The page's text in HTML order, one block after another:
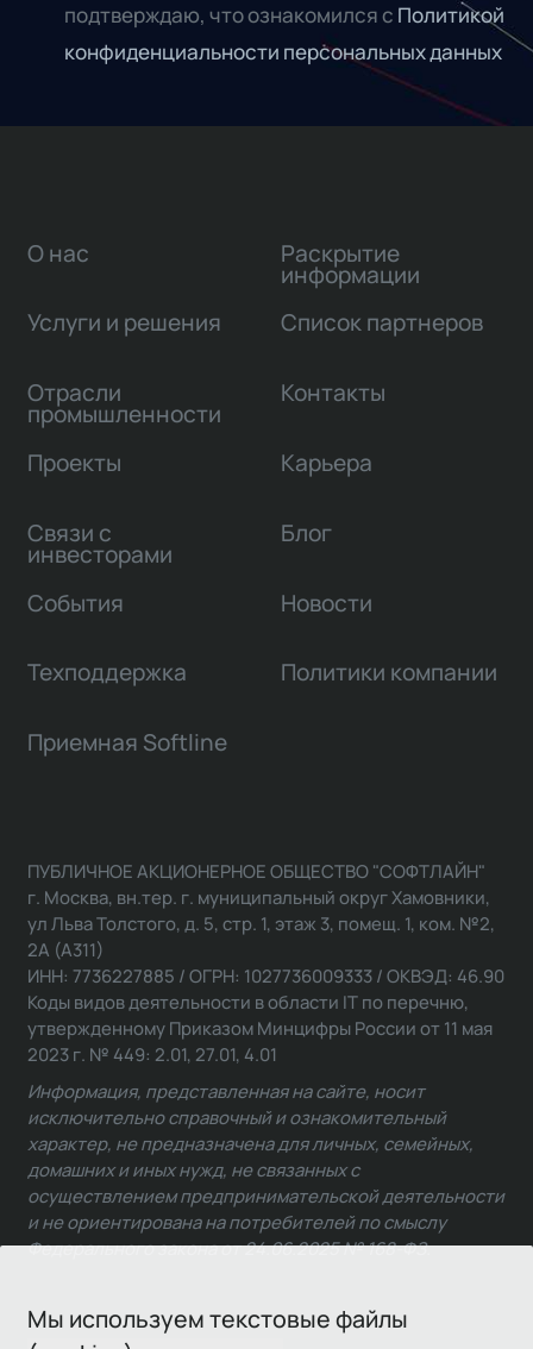
подтверждаю, что ознакомился с Политикой
конфиденциальности персональных данных
Мы используем текстовые файлы
О нас
Услуги и решения
Отрасли
промышленности
Проекты
Связи с
инвесторами
Раскрытие
информации
Список партнеров
Контакты
Карьера
Блог
События Новости
Техподдержка Политики компании
Приемная Softline
ПУБЛИЧНОЕ АКЦИОНЕРНОЕ ОБЩЕСТВО "СОФТЛАЙН"
г. Москва, вн.тер. г. муниципальный округ Хамовники,
ул Льва Толстого, д. 5, стр. 1, этаж 3, помещ. 1, ком. №2,
2А (А311)
ИНН: 7736227885 / ОГРН: 1027736009333 / ОКВЭД: 46.90
Коды видов деятельности в области IT по перечню,
утвержденному Приказом Минцифры России от 11 мая
2023 г. № 449: 2.01, 27.01, 4.01
Информация, представленная на сайте, носит
исключительно справочный и ознакомительный
характер, не предназначена для личных, семейных,
домашних и иных нужд, не связанных с
осуществлением предпринимательской деятельности
и не ориентирована на потребителей по смыслу
Федерального закона от 24.06.2025 № 168-ФЗ.